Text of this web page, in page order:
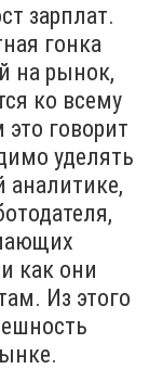
зарплат.
гонка
на рынок,
ко всему
говорит
уделять
аналитике,
как они
Из этого